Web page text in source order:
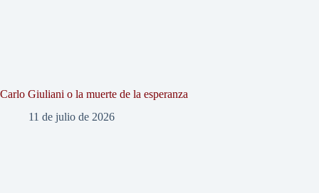
Carlo Giuliani o la muerte de la esperanza
11 de julio de 2026